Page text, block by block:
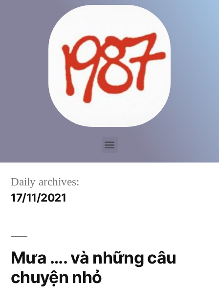
Daily archives:
17/11/2021
Mưa …. và những câu
chuyện nhỏ